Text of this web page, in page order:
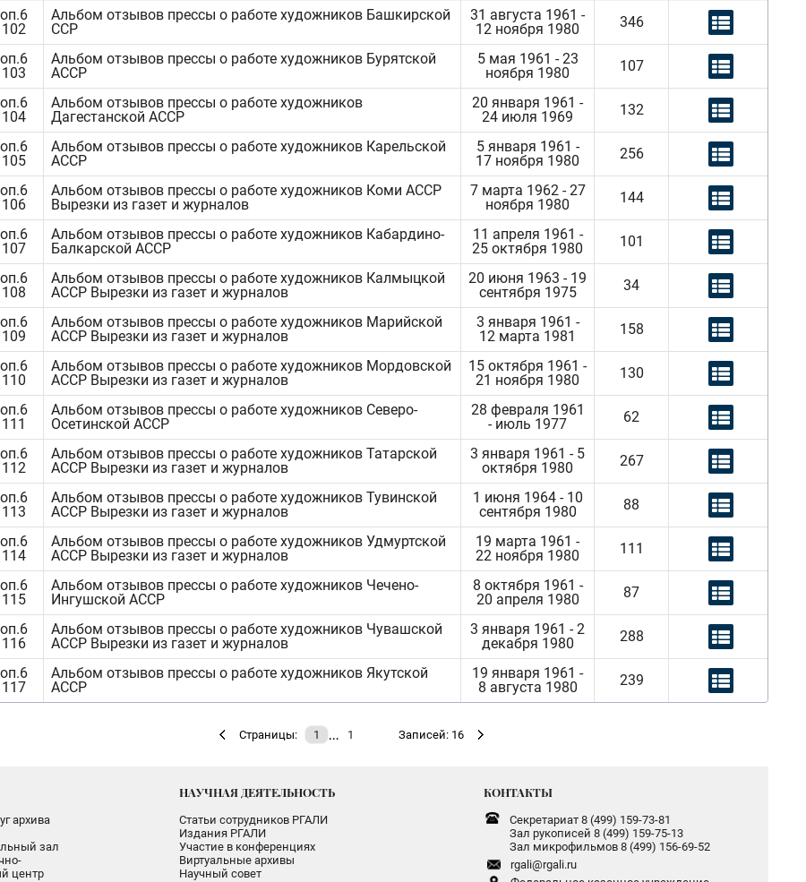
Альбом отзывов прессы о работе художников Башкирской
ССР
31 августа 1961 -
12 ноября 1980
346
Альбом отзывов прессы о работе художников Бурятской
АССР
5 мая 1961 - 23
ноября 1980
107
Альбом отзывов прессы о работе художников
Дагестанской АССР
20 января 1961 -
24 июля 1969
132
Альбом отзывов прессы о работе художников Карельской
АССР
5 января 1961 -
17 ноября 1980
256
Альбом отзывов прессы о работе художников Коми АССР
Вырезки из газет и журналов
7 марта 1962 - 27
ноября 1980
144
Альбом отзывов прессы о работе художников Кабардино-
Балкарской АССР
11 апреля 1961 -
25 октября 1980
101
Альбом отзывов прессы о работе художников Калмыцкой
АССР Вырезки из газет и журналов
20 июня 1963 - 19
сентября 1975
34
Альбом отзывов прессы о работе художников Марийской
АССР Вырезки из газет и журналов
3 января 1961 -
12 марта 1981
158
Альбом отзывов прессы о работе художников Мордовской
АССР Вырезки из газет и журналов
15 октября 1961 -
21 ноября 1980
130
Альбом отзывов прессы о работе художников Северо-
Осетинской АССР
28 февраля 1961
- июль 1977
62
Альбом отзывов прессы о работе художников Татарской
АССР Вырезки из газет и журналов
3 января 1961 - 5
октября 1980
267
Альбом отзывов прессы о работе художников Тувинской
АССР Вырезки из газет и журналов
1 июня 1964 - 10
сентября 1980
88
Альбом отзывов прессы о работе художников Удмуртской
АССР Вырезки из газет и журналов
19 марта 1961 -
22 ноября 1980
111
Альбом отзывов прессы о работе художников Чечено-
Ингушской АССР
8 октября 1961 -
20 апреля 1980
87
Альбом отзывов прессы о работе художников Чувашской
АССР Вырезки из газет и журналов
3 января 1961 - 2
декабря 1980
288
Альбом отзывов прессы о работе художников Якутской
АССР
19 января 1961 -
8 августа 1980
239
Страницы: 1 … 1 Записей: 16
архива
зал
центр
НАУЧНАЯ ДЕЯТЕЛЬНОСТЬ
Статьи сотрудников РГАЛИ
Издания РГАЛИ
Участие в конференциях
Виртуальные архивы
Научный совет
КОНТАКТЫ
Секретариат 8 (499) 159-73-81
Зал рукописей 8 (499) 159-75-13
Зал микрофильмов 8 (499) 156-69-52
rgali@rgali.ru